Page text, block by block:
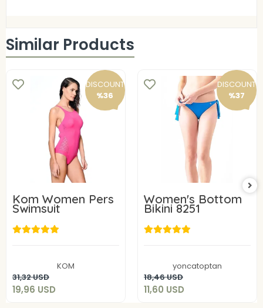
Similar Products
DISCOUNT
%36
Kom Women Pers
Swimsuit
KOM
31,32 USD
19,96 USD
Add to cart
DISCOUNT
%37
Women's Bottom
Bikini 8251
yoncatoptan
18,46 USD
11,60 USD
Add to cart